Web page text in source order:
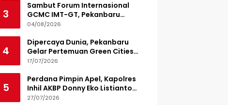
3
Sambut Forum Internasional
GCMC IMT-GT, Pekanbaru
Matangkan Seluruh Persiapan
04/08/2026
4
Dipercaya Dunia, Pekanbaru
Gelar Pertemuan Green Cities
Mayor Council IMT-GT 2026
17/07/2026
5
Perdana Pimpin Apel, Kapolres
Inhil AKBP Donny Eko Listianto
Tekankan Disiplin
27/07/2026